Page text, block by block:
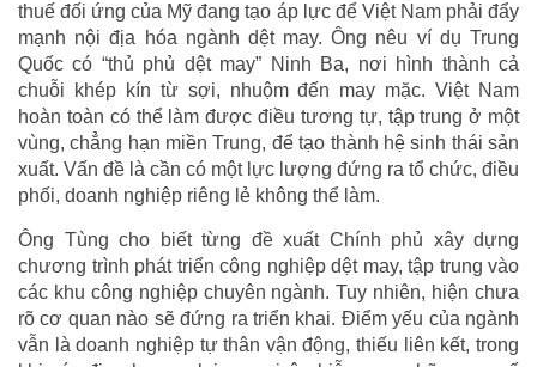
thuế đối ứng của Mỹ đang tạo áp lực để Việt Nam phải đẩy
mạnh nội địa hóa ngành dệt may. Ông nêu ví dụ Trung
Quốc có “thủ phủ dệt may” Ninh Ba, nơi hình thành cả
chuỗi khép kín từ sợi, nhuộm đến may mặc. Việt Nam
hoàn toàn có thể làm được điều tương tự, tập trung ở một
vùng, chẳng hạn miền Trung, để tạo thành hệ sinh thái sản
xuất. Vấn đề là cần có một lực lượng đứng ra tổ chức, điều
phối, doanh nghiệp riêng lẻ không thể làm.
Ông Tùng cho biết từng đề xuất Chính phủ xây dựng
chương trình phát triển công nghiệp dệt may, tập trung vào
các khu công nghiệp chuyên ngành. Tuy nhiên, hiện chưa
rõ cơ quan nào sẽ đứng ra triển khai. Điểm yếu của ngành
vẫn là doanh nghiệp tự thân vận động, thiếu liên kết, trong